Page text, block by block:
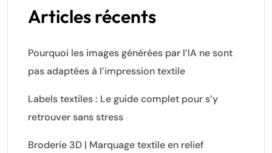
Articles récents
Pourquoi les images générées par l’IA ne sont
pas adaptées à l’impression textile
Labels textiles : Le guide complet pour s’y
retrouver sans stress
Broderie 3D | Marquage textile en relief